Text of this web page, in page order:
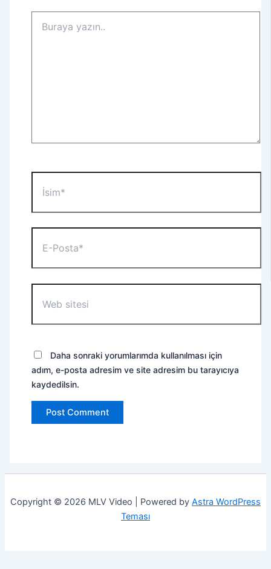
yazın..
Posta*
sitesi
Daha sonraki yorumlarımda kullanılması için
adım, e-posta adresim ve site adresim bu tarayıcıya
kaydedilsin.
Copyright © 2026 MLV Video | Powered by Astra WordPress
Teması